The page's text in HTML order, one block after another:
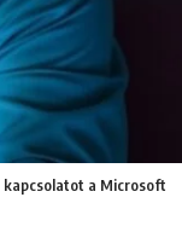
kapcsolatot a Microsoft